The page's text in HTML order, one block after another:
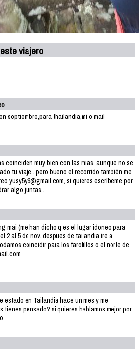
viajero
septiembre,para thailandia,mi e mail
coinciden muy bien con las mias, aunque no se
tu viaje.. pero bueno el recorrido también me
yusy5y6@gmail.com, si quieres escríbeme por
algo juntas..
mai (me han dicho q es el lugar idoneo para
2 al 5 de nov. despues de tailandia ire a
coincidir para los farolillos o el norte de
estado en Tailandia hace un mes y me
tienes pensado? si quieres hablamos mejor por